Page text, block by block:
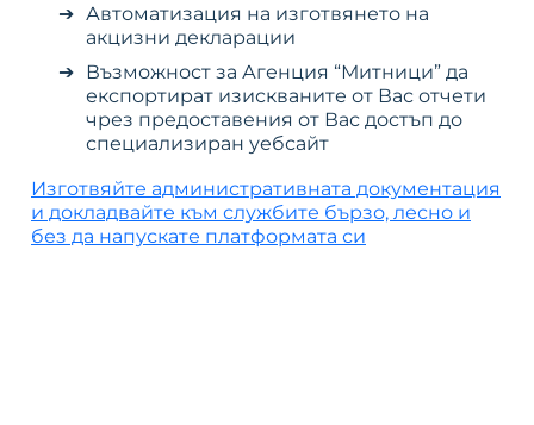
Автоматизация на изготвянето на
акцизни декларации
Възможност за Агенция “Митници” да
експортират изискваните от Вас отчети
чрез предоставения от Вас достъп до
специализиран уебсайт
Изготвяйте административната документация
и докладвайте към службите бързо, лесно и
без да напускате платформата си